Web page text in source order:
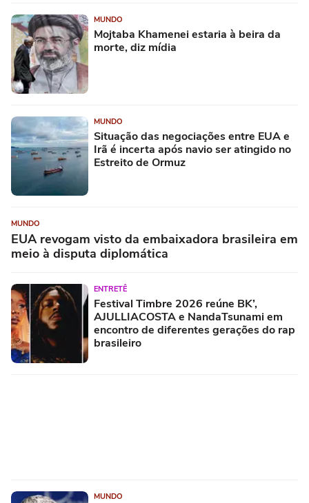
MUNDO
Mojtaba Khamenei estaria à beira da
morte, diz mídia
MUNDO
Situação das negociações entre EUA e
Irã é incerta após navio ser atingido no
Estreito de Ormuz
MUNDO
EUA revogam visto da embaixadora brasileira em
meio à disputa diplomática
ENTRETÊ
Festival Timbre 2026 reúne BK’,
AJULLIACOSTA e NandaTsunami em
encontro de diferentes gerações do rap
brasileiro
MUNDO